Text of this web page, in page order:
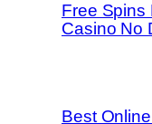
Free Spins
Casino No
Best